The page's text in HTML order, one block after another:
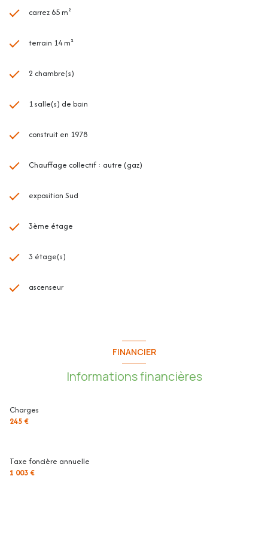
carrez 65 m²
terrain 14 m²
2 chambre(s)
1 salle(s) de bain
construit en 1978
Chauffage collectif : autre (gaz)
exposition Sud
3ème étage
3 étage(s)
ascenseur
FINANCIER
Informations financières
Charges
245 €
Taxe foncière annuelle
1 003 €